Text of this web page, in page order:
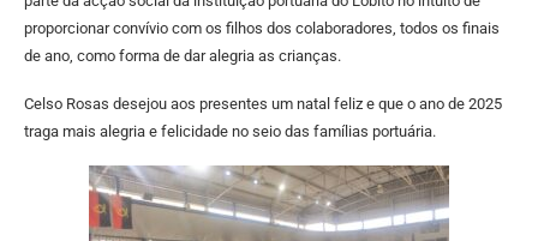
proporcionar convívio com os filhos dos colaboradores, todos os finais
de ano, como forma de dar alegria as crianças.
Celso Rosas desejou aos presentes um natal feliz e que o ano de 2025
traga mais alegria e felicidade no seio das famílias portuária.